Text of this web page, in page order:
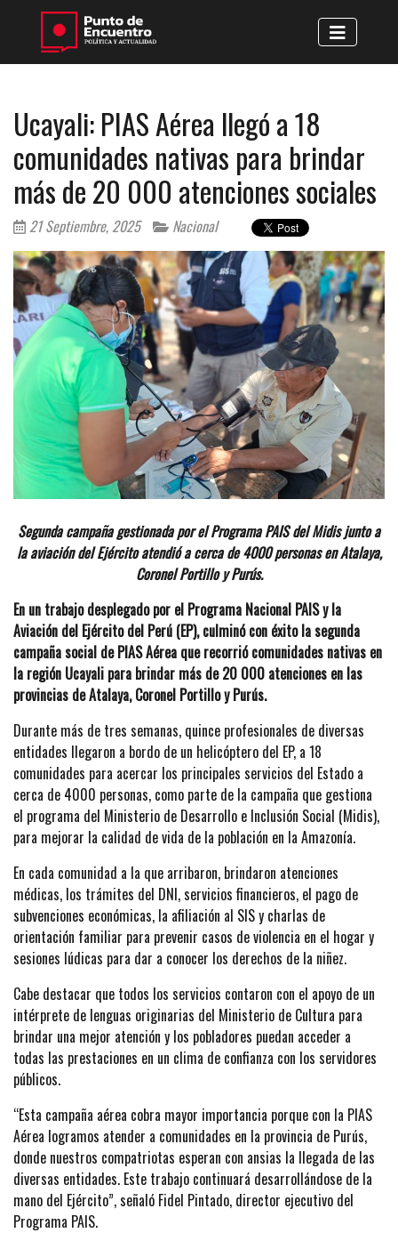
Ucayali: PIAS Aérea llegó a 18
comunidades nativas para brindar
más de 20 000 atenciones sociales
21 Septiembre, 2025 Nacional
Segunda campaña gestionada por el Programa PAIS del Midis junto a
la aviación del Ejército atendió a cerca de 4000 personas en Atalaya,
Coronel Portillo y Purús.
En un trabajo desplegado por el Programa Nacional PAIS y la
Aviación del Ejército del Perú (EP), culminó con éxito la segunda
campaña social de PIAS Aérea que recorrió comunidades nativas en
la región Ucayali para brindar más de 20 000 atenciones en las
provincias de Atalaya, Coronel Portillo y Purús.
Durante más de tres semanas, quince profesionales de diversas
entidades llegaron a bordo de un helicóptero del EP, a 18
comunidades para acercar los principales servicios del Estado a
cerca de 4000 personas, como parte de la campaña que gestiona
el programa del Ministerio de Desarrollo e Inclusión Social (Midis),
para mejorar la calidad de vida de la población en la Amazonía.
En cada comunidad a la que arribaron, brindaron atenciones
médicas, los trámites del DNI, servicios financieros, el pago de
subvenciones económicas, la afiliación al SIS y charlas de
orientación familiar para prevenir casos de violencia en el hogar y
sesiones lúdicas para dar a conocer los derechos de la niñez.
Cabe destacar que todos los servicios contaron con el apoyo de un
intérprete de lenguas originarias del Ministerio de Cultura para
brindar una mejor atención y los pobladores puedan acceder a
todas las prestaciones en un clima de confianza con los servidores
públicos.
“Esta campaña aérea cobra mayor importancia porque con la PIAS
Aérea logramos atender a comunidades en la provincia de Purús,
donde nuestros compatriotas esperan con ansias la llegada de las
diversas entidades. Este trabajo continuará desarrollándose de la
mano del Ejército”, señaló Fidel Pintado, director ejecutivo del
Programa PAIS.